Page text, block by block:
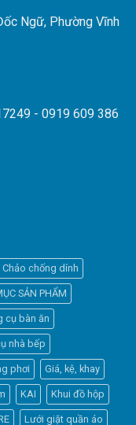
Ngữ, Phường Vĩnh
- 0919 609 386
Chảo chống dính
SẢN PHẨM
cụ bàn ăn
nhà bếp
phơi Giá, kệ, khay
KAI Khui đồ hộp
Lưới giặt quần áo